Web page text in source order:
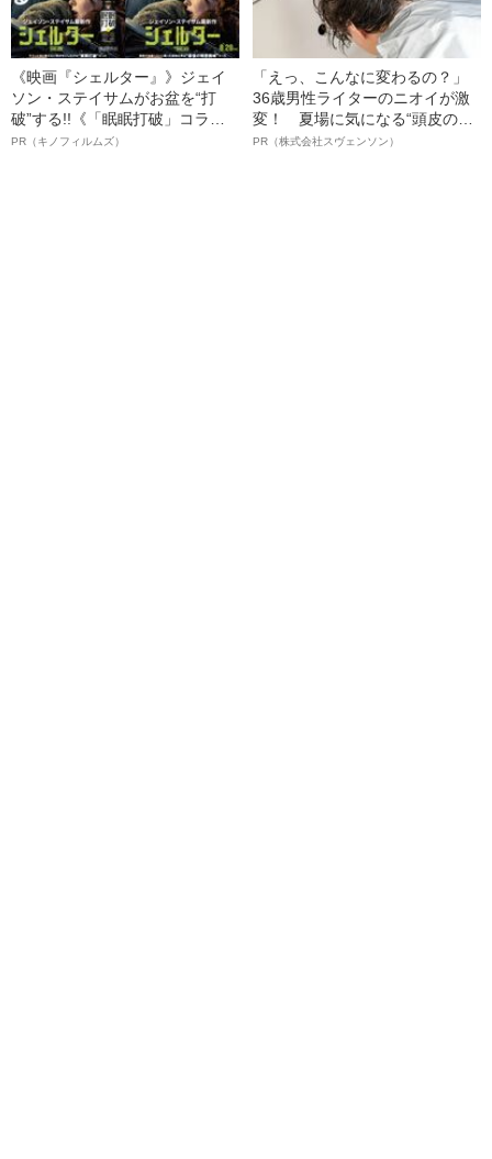
《映画『シェルター』》ジェイ
ソン・ステイサムがお盆を“打
破”する!!《「眠眠打破」コラ
ボ》
PR（キノフィルムズ）
「えっ、こんなに変わるの？」
36歳男性ライターのニオイが激
変！ 夏場に気になる“頭皮のニ
オイ”や“ベタつき”を解消す
PR（株式会社スヴェンソン）